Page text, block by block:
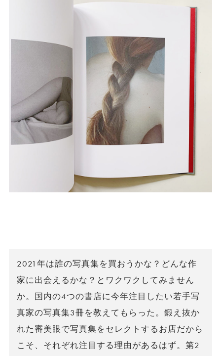
2021年は誰の写真集を買おうかな？どんな作
家に出会えるかな？とワクワクしてみません
か。国内の4つの書店に今年注目したい若手写
真家の写真集3冊を教えてもらった。鍛え抜か
れた審美眼で写真集をセレクトするお店だから
こそ、それぞれ注目する理由があるはず。第2